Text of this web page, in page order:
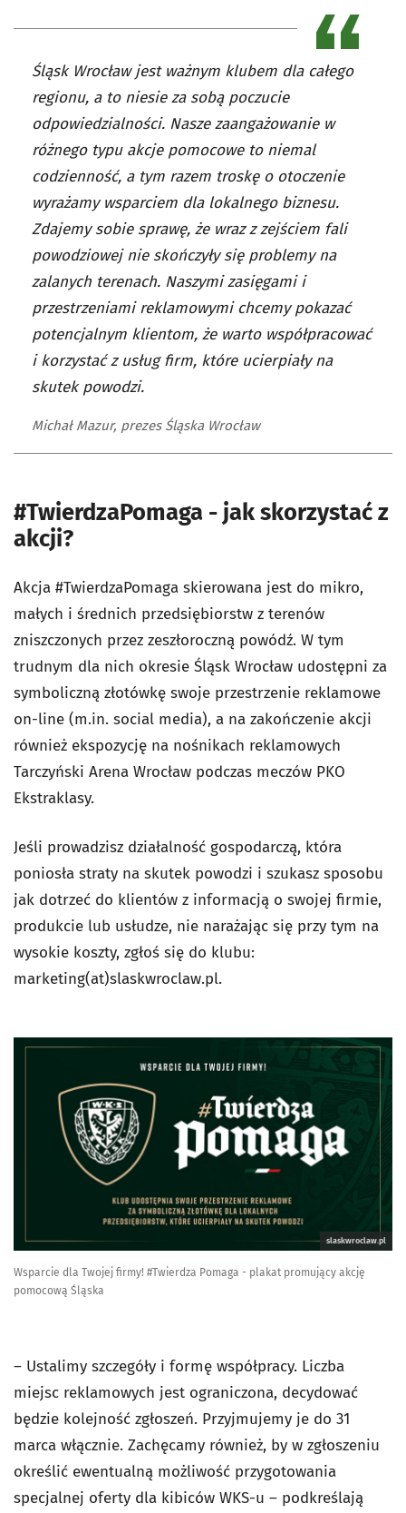
Śląsk Wrocław jest ważnym klubem dla całego
regionu, a to niesie za sobą poczucie
odpowiedzialności. Nasze zaangażowanie w
różnego typu akcje pomocowe to niemal
codzienność, a tym razem troskę o otoczenie
wyrażamy wsparciem dla lokalnego biznesu.
Zdajemy sobie sprawę, że wraz z zejściem fali
powodziowej nie skończyły się problemy na
zalanych terenach. Naszymi zasięgami i
przestrzeniami reklamowymi chcemy pokazać
potencjalnym klientom, że warto współpracować
i korzystać z usług firm, które ucierpiały na
skutek powodzi.
Michał Mazur, prezes Śląska Wrocław
#TwierdzaPomaga - jak skorzystać z
akcji?
Akcja #TwierdzaPomaga skierowana jest do mikro,
małych i średnich przedsiębiorstw z terenów
zniszczonych przez zeszłoroczną powódź. W tym
trudnym dla nich okresie Śląsk Wrocław udostępni za
symboliczną złotówkę swoje przestrzenie reklamowe
on-line (m.in. social media), a na zakończenie akcji
również ekspozycję na nośnikach reklamowych
Tarczyński Arena Wrocław podczas meczów PKO
Ekstraklasy.
Jeśli prowadzisz działalność gospodarczą, która
poniosła straty na skutek powodzi i szukasz sposobu
jak dotrzeć do klientów z informacją o swojej firmie,
produkcie lub usłudze, nie narażając się przy tym na
wysokie koszty, zgłoś się do klubu:
marketing(at)slaskwroclaw.pl.
slaskwroclaw.pl
Wsparcie dla Twojej firmy! #Twierdza Pomaga - plakat promujący akcję
pomocową Śląska
– Ustalimy szczegóły i formę współpracy. Liczba
miejsc reklamowych jest ograniczona, decydować
będzie kolejność zgłoszeń. Przyjmujemy je do 31
marca włącznie. Zachęcamy również, by w zgłoszeniu
określić ewentualną możliwość przygotowania
specjalnej oferty dla kibiców WKS-u – podkreślają